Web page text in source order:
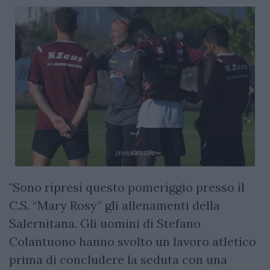
"Sono ripresi questo pomeriggio presso il
C.S. “Mary Rosy” gli allenamenti della
Salernitana. Gli uomini di Stefano
Colantuono hanno svolto un lavoro atletico
prima di concludere la seduta con una